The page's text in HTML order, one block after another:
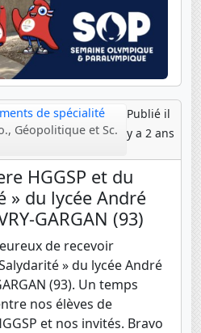
de spécialité
Géopolitique et Sc.
Publié il
y a 2 ans
HGGSP et du
» du lycée André
GARGAN (93)
de recevoir
» du lycée André
(93). Un temps
nos élèves de
et nos invités. Bravo